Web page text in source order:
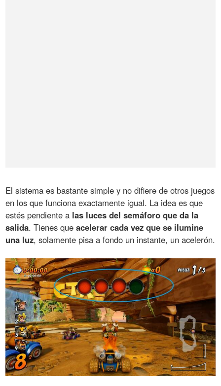
El sistema es bastante simple y no difiere de otros juegos
en los que funciona exactamente igual. La idea es que
estés pendiente a las luces del semáforo que da la
salida. Tienes queacelerar cada vez que se ilumine
una luz, solamente pisa a fondo un instante, un acelerón.